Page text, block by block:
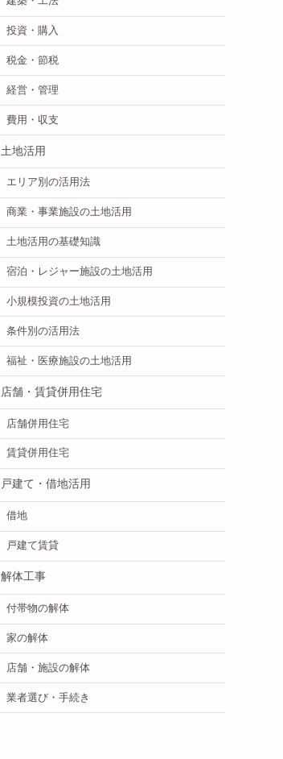
投資・購入
税金・節税
経営・管理
費用・収支
土地活用
エリア別の活用法
商業・事業施設の土地活用
土地活用の基礎知識
宿泊・レジャー施設の土地活用
小規模投資の土地活用
条件別の活用法
福祉・医療施設の土地活用
店舗・賃貸併用住宅
店舗併用住宅
賃貸併用住宅
戸建て・借地活用
借地
戸建て賃貸
解体工事
付帯物の解体
家の解体
店舗・施設の解体
業者選び・手続き